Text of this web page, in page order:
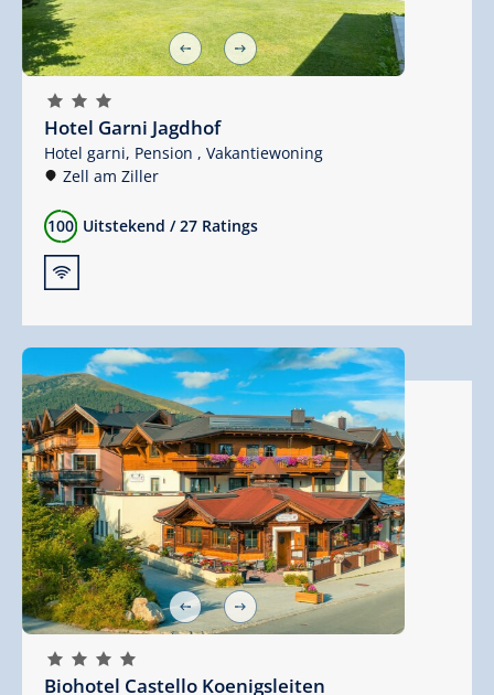
🞙 🞙 🞙
Hotel Garni Jagdhof
Hotel garni, Pension , Vakantiewoning
Zell am Ziller
100 Uitstekend / 27 Ratings
🜉
🞙 🞙 🞙 🞙
Biohotel Castello Koenigsleiten